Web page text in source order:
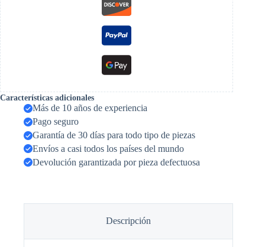
Características adicionales
Más de 10 años de experiencia
Pago seguro
Garantía de 30 días para todo tipo de piezas
Envíos a casi todos los países del mundo
Devolución garantizada por pieza defectuosa
Descripción